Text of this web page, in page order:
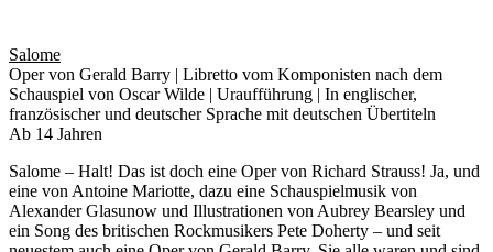
Salome
Oper von Gerald Barry | Libretto vom Komponisten nach dem
Schauspiel von Oscar Wilde | Uraufführung | In englischer,
französischer und deutscher Sprache mit deutschen Übertiteln
Ab 14 Jahren
Salome – Halt! Das ist doch eine Oper von Richard Strauss! Ja, und
eine von Antoine Mariotte, dazu eine Schauspielmusik von
Alexander Glasunow und Illustrationen von Aubrey Bearsley und
ein Song des britischen Rockmusikers Pete Doherty – und seit